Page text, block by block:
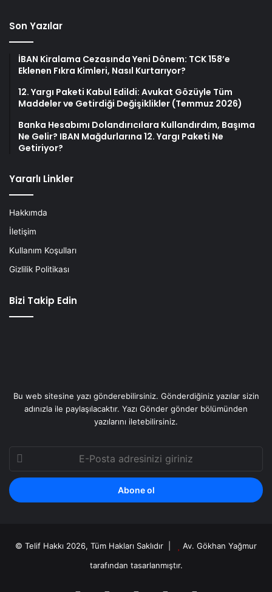
Son Yazılar
İBAN Kiralama Cezasında Yeni Dönem: TCK 158’e
Eklenen Fıkra Kimleri, Nasıl Kurtarıyor?
12. Yargı Paketi Kabul Edildi: Avukat Gözüyle Tüm
Maddeler ve Getirdiği Değişiklikler (Temmuz 2026)
Banka Hesabımı Dolandırıcılara Kullandırdım, Başıma
Ne Gelir? IBAN Mağdurlarına 12. Yargı Paketi Ne
Getiriyor?
Yararlı Linkler
Hakkımda
İletişim
Kullanım Koşulları
Gizlilik Politikası
Bizi Takip Edin
Bu web sitesine yazı gönderebilirsiniz. Gönderdiğiniz yazılar sizin
adınızla ile paylaşılacaktır. Yazı Gönder gönder bölümünden
yazılarını iletebilirsiniz.
Posta
adresinizi
giriniz
© Telif Hakkı 2026, Tüm Hakları Saklıdır |
Av. Gökhan Yağmur
tarafından tasarlanmıştır.